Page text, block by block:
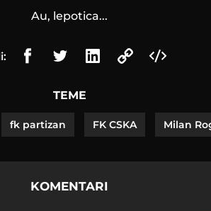
Au, lepotica...
TEME
fk partizan FK CSKA Milan
KOMENTARI